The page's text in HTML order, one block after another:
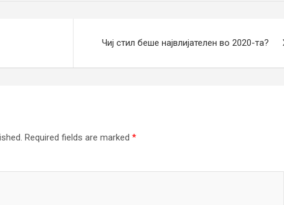
Чиј стил беше највлијателен во 2020-та?
Required fields are marked *